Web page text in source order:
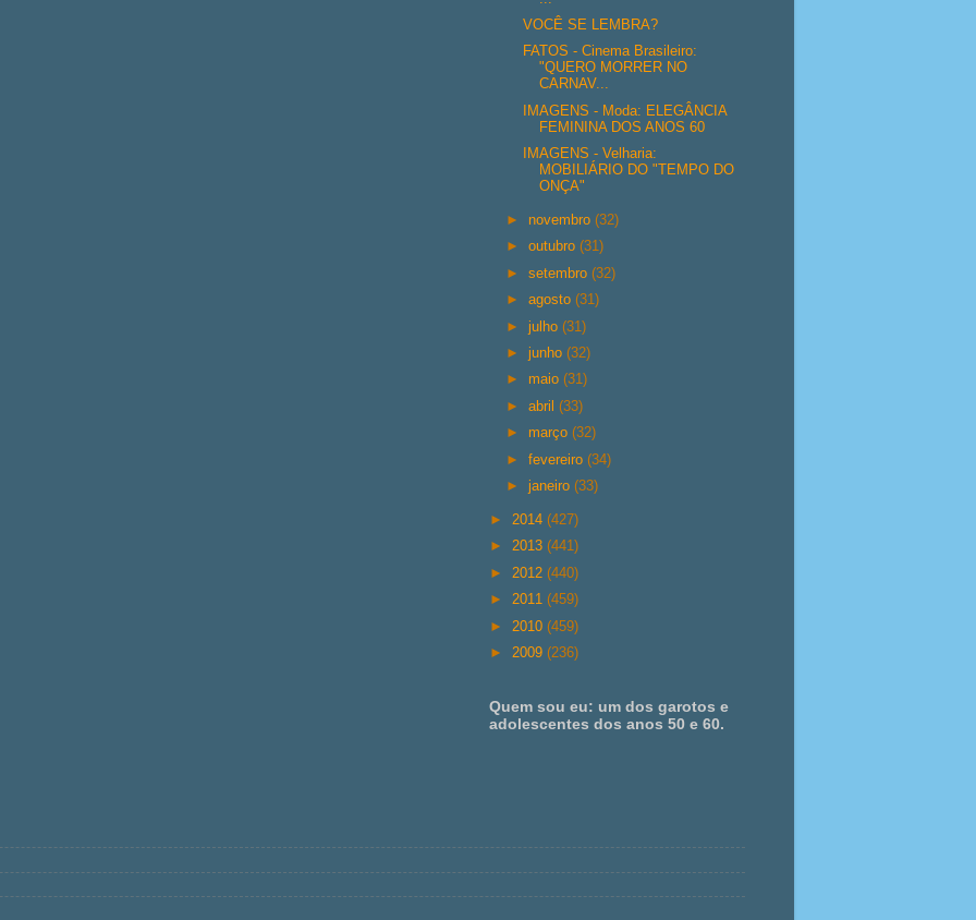
VOCÊ SE LEMBRA?
FATOS - Cinema Brasileiro:
"QUERO MORRER NO
CARNAV...
IMAGENS - Moda: ELEGÂNCIA
FEMININA DOS ANOS 60
IMAGENS - Velharia:
MOBILIÁRIO DO "TEMPO DO
ONÇA"
► novembro(32)
►outubro(31)
►setembro(32)
►agosto(31)
►julho(31)
►junho(32)
► maio(31)
►abril(33)
► março(32)
►fevereiro(34)
►janeiro(33)
► 2014 (427)
► 2013 (441)
► 2012 (440)
► 2011 (459)
► 2010 (459)
► 2009 (236)
Quem sou eu: um dos garotos e
adolescentes dos anos 50 e 60.